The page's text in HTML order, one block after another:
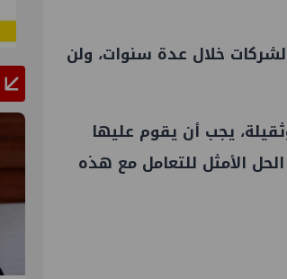
خلال عدة سنوات، ولن
يجب أن يقوم عليها
الأمثل للتعامل مع هذه